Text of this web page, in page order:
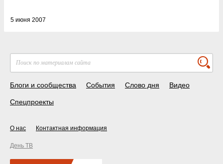
5 июня 2007
Блоги и сообщества События Слово дня Видео
Спецпроекты
О нас Контактная информация
День ТВ